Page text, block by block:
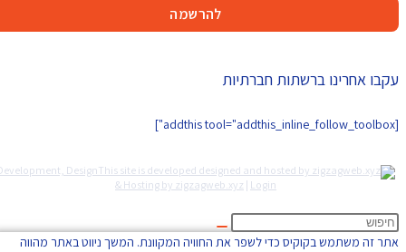
עקבו אחרינו ברשתות חברתיות
Development, Design
& Hosting by zigzagweb.xyz |Login
אתר זה משתמש בקוקיס כדי לשפר את החוויה המקוונת. המשך ניווט באתר מהווה